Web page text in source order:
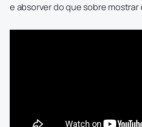
e absorver do que sobre mostrar